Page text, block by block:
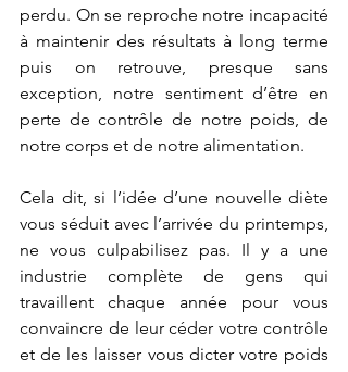
perdu. On se reproche notre incapacité
à maintenir des résultats à long terme
puis on retrouve, presque sans
exception, notre sentiment d’être en
perte de contrôle de notre poids, de
notre corps et de notre alimentation.
Cela dit, si l’idée d’une nouvelle diète
vous séduit avec l’arrivée du printemps,
ne vous culpabilisez pas. Il y a une
industrie complète de gens qui
travaillent chaque année pour vous
convaincre de leur céder votre contrôle
et de les laisser vous dicter votre poids